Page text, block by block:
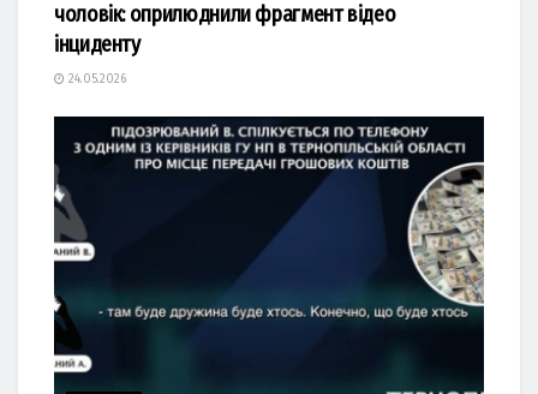
чоловік: оприлюднили фрагмент відео
інциденту
24.05.2026